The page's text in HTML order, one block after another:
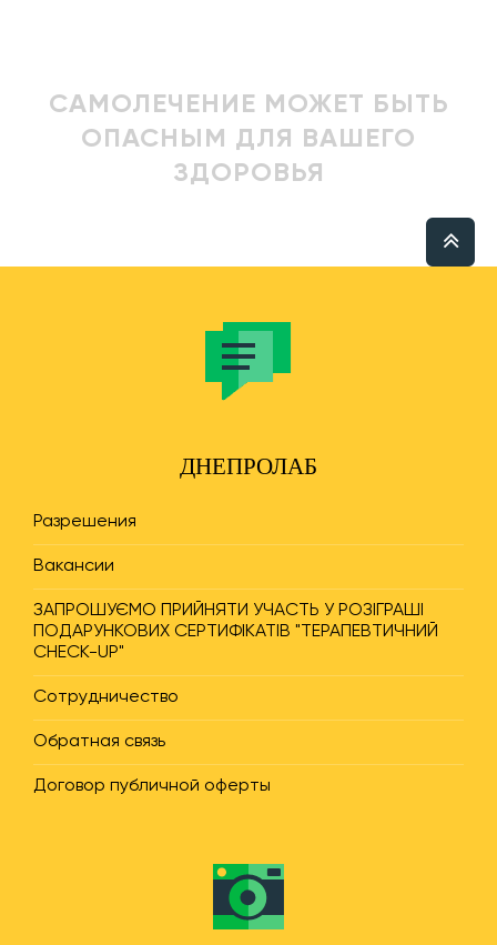
САМОЛЕЧЕНИЕ МОЖЕТ БЫТЬ
ОПАСНЫМ ДЛЯ ВАШЕГО
ЗДОРОВЬЯ
ДНЕПРОЛАБ
Разрешения
Вакансии
ЗАПРОШУЄМО ПРИЙНЯТИ УЧАСТЬ У РОЗІГРАШІ
ПОДАРУНКОВИХ СЕРТИФІКАТІВ "ТЕРАПЕВТИЧНИЙ
CHECK-UP"
Сотрудничество
Обратная связь
Договор публичной оферты